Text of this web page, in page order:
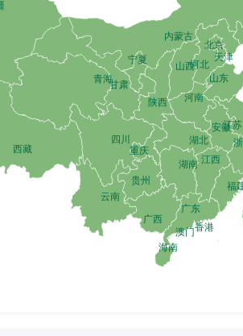
中国邮政微信订阅号